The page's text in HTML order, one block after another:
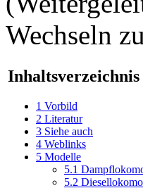
Wechseln
Inhaltsverzeichnis
1 Vorbild
2 Literatur
3 Siehe auch
4 Weblinks
5 Modelle
5.1
5.2